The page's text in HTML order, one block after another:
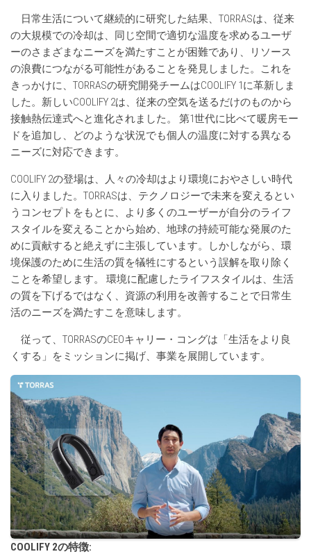
日常生活について継続的に研究した結果、TORRASは、従来
の大規模での冷却は、同じ空間で適切な温度を求めるユーザ
ーのさまざまなニーズを満たすことが困難であり、リソース
の浪費につながる可能性があることを発見しました。これを
きっかけに、TORRASの研究開発チームはCOOLIFY 1に革新しま
した。新しいCOOLIFY 2は、従来の空気を送るだけのものから
接触熱伝達式へと進化されました。 第1世代に比べて暖房モー
ドを追加し、どのような状況でも個人の温度に対する異なる
ニーズに対応できます。
COOLIFY 2の登場は、人々の冷却はより環境におやさしい時代
に入りました。TORRASは、テクノロジーで未来を変えるとい
うコンセプトをもとに、より多くのユーザーが自分のライフ
スタイルを変えることから始め、地球の持続可能な発展のた
めに貢献すると絶えずに主張しています。しかしながら、環
境保護のために生活の質を犠牲にするという誤解を取り除く
ことを希望します。 環境に配慮したライフスタイルは、生活
の質を下げるではなく、資源の利用を改善することで日常生
活のニーズを満たすこを意味します。
従って、TORRASのCEOキャリー・コングは「生活をより良
くする」をミッションに掲げ、事業を展開しています。
COOLIFY 2の特徴: